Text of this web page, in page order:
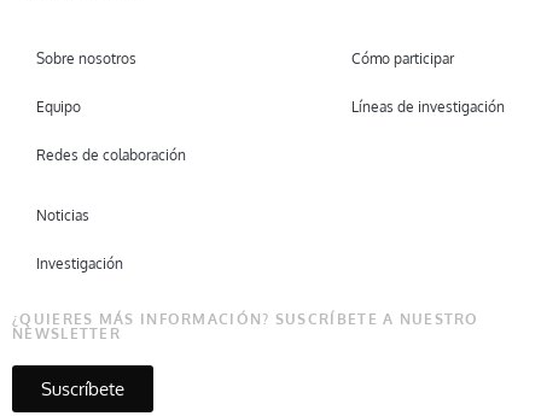
Sobre nosotros
Equipo
Redes de colaboración
Cómo participar
Líneas de investigación
Noticias
Investigación
¿QUIERES MÁS INFORMACIÓN? SUSCRÍBETE A NUESTRO
NEWSLETTER
Suscríbete